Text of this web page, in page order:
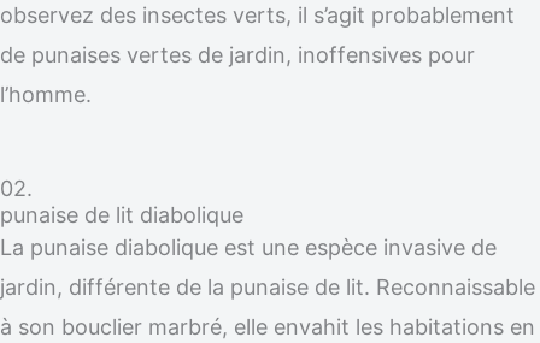
observez des insectes verts, il s’agit probablement
de punaises vertes de jardin, inoffensives pour
l’homme.
02.
punaise de lit diabolique
La punaise diabolique est une espèce invasive de
jardin, différente de la punaise de lit. Reconnaissable
à son bouclier marbré, elle envahit les habitations en